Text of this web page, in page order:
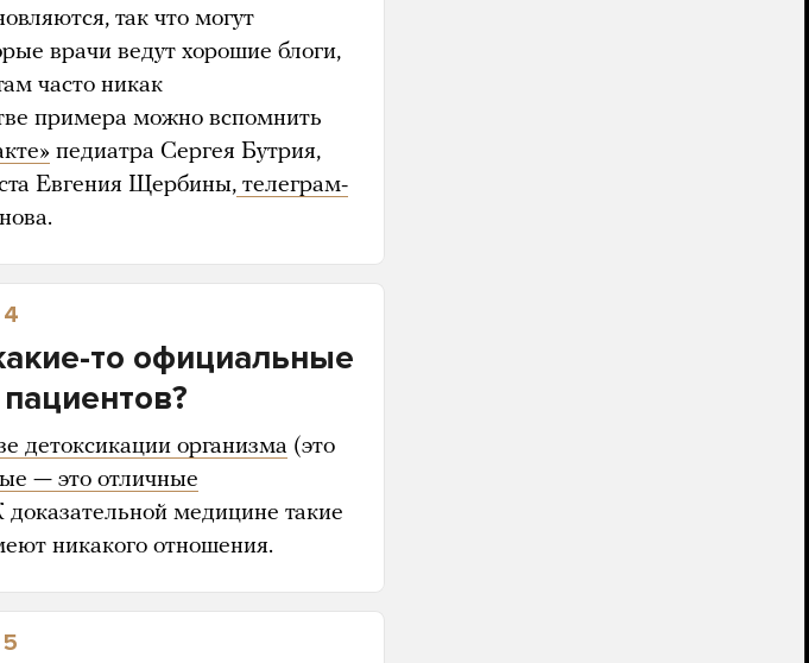
так что могут
врачи ведут хорошие блоги,
часто никак
примера можно вспомнить
педиатра Сергея Бутрия,
Евгения Щербины, телеграм-
4
то официальные
детоксикации организма (это
— это отличные
доказательной медицине такие
никакого отношения.
5